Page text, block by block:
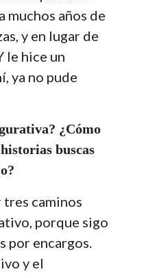
muchos años de
y en lugar de
le hice un
ya no pude
¿Cómo
buscas
caminos
porque sigo
por encargos.
y el